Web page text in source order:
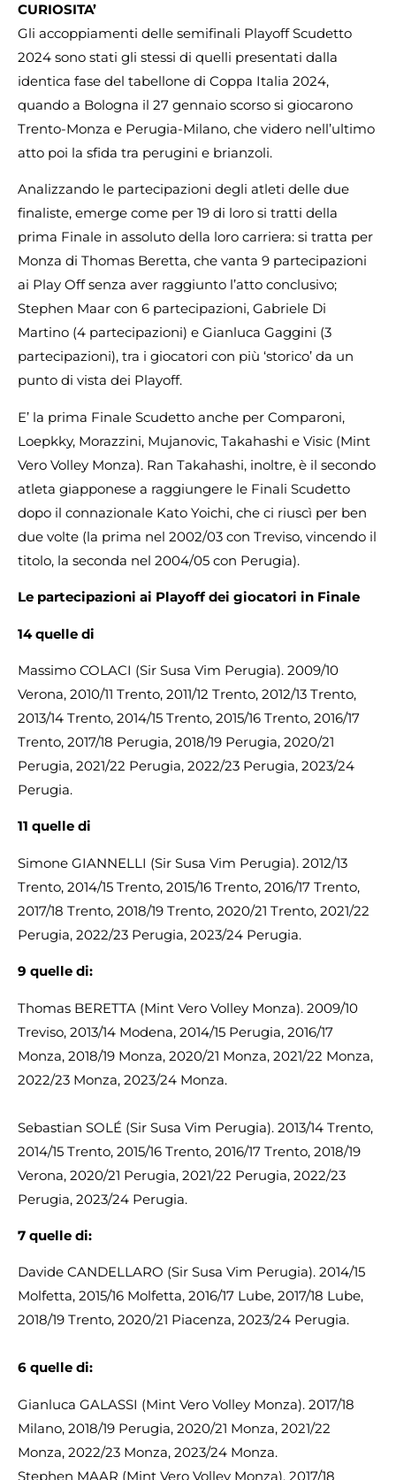
CURIOSITA’
Gli accoppiamenti delle semifinali Playoff Scudetto
2024 sono stati gli stessi di quelli presentati dalla
identica fase del tabellone di Coppa Italia 2024,
quando a Bologna il 27 gennaio scorso si giocarono
Trento-Monza e Perugia-Milano, che videro nell’ultimo
atto poi la sfida tra perugini e brianzoli.
Analizzando le partecipazioni degli atleti delle due
finaliste, emerge come per 19 di loro si tratti della
prima Finale in assoluto della loro carriera: si tratta per
Monza di Thomas Beretta, che vanta 9 partecipazioni
ai Play Off senza aver raggiunto l’atto conclusivo;
Stephen Maar con 6 partecipazioni, Gabriele Di
Martino (4 partecipazioni) e Gianluca Gaggini (3
partecipazioni), tra i giocatori con più ‘storico’ da un
punto di vista dei Playoff.
E’ la prima Finale Scudetto anche per Comparoni,
Loepkky, Morazzini, Mujanovic, Takahashi e Visic (Mint
Vero Volley Monza). Ran Takahashi, inoltre, è il secondo
atleta giapponese a raggiungere le Finali Scudetto
dopo il connazionale Kato Yoichi, che ci riuscì per ben
due volte (la prima nel 2002/03 con Treviso, vincendo il
titolo, la seconda nel 2004/05 con Perugia).
Le partecipazioni ai Playoff dei giocatori in Finale
14 quelle di
Massimo COLACI (Sir Susa Vim Perugia). 2009/10
Verona, 2010/11 Trento, 2011/12 Trento, 2012/13 Trento,
2013/14 Trento, 2014/15 Trento, 2015/16 Trento, 2016/17
Trento, 2017/18 Perugia, 2018/19 Perugia, 2020/21
Perugia, 2021/22 Perugia, 2022/23 Perugia, 2023/24
Perugia.
11 quelle di
Simone GIANNELLI (Sir Susa Vim Perugia). 2012/13
Trento, 2014/15 Trento, 2015/16 Trento, 2016/17 Trento,
2017/18 Trento, 2018/19 Trento, 2020/21 Trento, 2021/22
Perugia, 2022/23 Perugia, 2023/24 Perugia.
9 quelle di:
Thomas BERETTA (Mint Vero Volley Monza). 2009/10
Treviso, 2013/14 Modena, 2014/15 Perugia, 2016/17
Monza, 2018/19 Monza, 2020/21 Monza, 2021/22 Monza,
2022/23 Monza, 2023/24 Monza.
Sebastian SOLÉ (Sir Susa Vim Perugia). 2013/14 Trento,
2014/15 Trento, 2015/16 Trento, 2016/17 Trento, 2018/19
Verona, 2020/21 Perugia, 2021/22 Perugia, 2022/23
Perugia, 2023/24 Perugia.
7 quelle di:
Davide CANDELLARO (Sir Susa Vim Perugia). 2014/15
Molfetta, 2015/16 Molfetta, 2016/17 Lube, 2017/18 Lube,
2018/19 Trento, 2020/21 Piacenza, 2023/24 Perugia.
6 quelle di:
Gianluca GALASSI (Mint Vero Volley Monza). 2017/18
Milano, 2018/19 Perugia, 2020/21 Monza, 2021/22
Monza, 2022/23 Monza, 2023/24 Monza.
Stephen MAAR (Mint Vero Volley Monza). 2017/18